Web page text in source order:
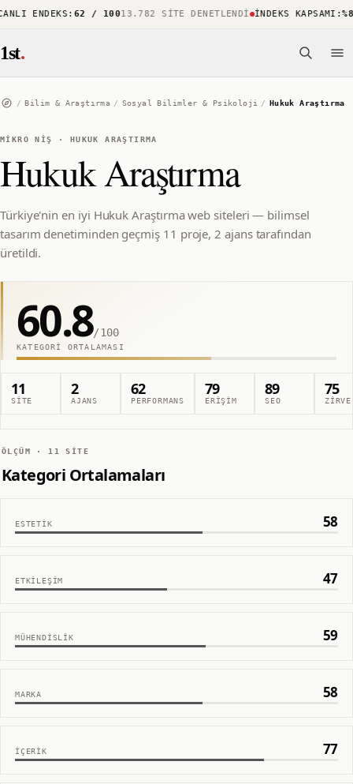
ENDEKS:62 / 10013.782 SITE DENETLENDI İNDEKS KAPSAMI:%88
1st.
/ Bilim & Araştırma / Sosyal Bilimler & Psikoloji / Hukuk Araştırma
MIKRO NIŞ · HUKUK ARAŞTIRMA
Hukuk Araştırma
Türkiye'nin en iyi Hukuk Araştırma web siteleri — bilimsel
tasarım denetiminden geçmiş 11 proje, 2 ajans tarafından
üretildi.
60.8/100
KATEGORI ORTALAMASI
11
SITE
2
AJANS
62
PERFORMANS
79
ERIŞIM
89
SEO
75
ZIRVE
ÖLÇÜM · 11 SITE
Kategori Ortalamaları
ESTETIK 58
ETKILEŞIM 47
MÜHENDISLIK 59
MARKA 58
İÇERIK 77